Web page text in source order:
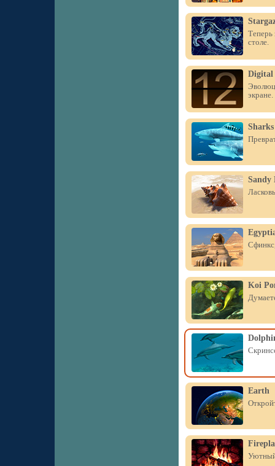
Теперь
столе.
Digital
экране.
Sharks
Sandy
Koi
Earth
Уютный